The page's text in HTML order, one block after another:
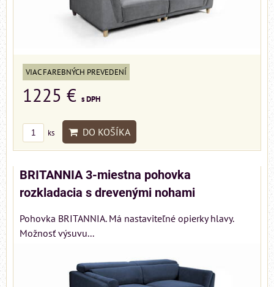
VIAC FAREBNÝCH PREVEDENÍ
1225 € s DPH
ks DO KOŠÍKA
BRITANNIA 3-miestna pohovka
rozkladacia s drevenými nohami
Pohovka BRITANNIA. Má nastaviteľné opierky hlavy.
Možnosť výsuvu...